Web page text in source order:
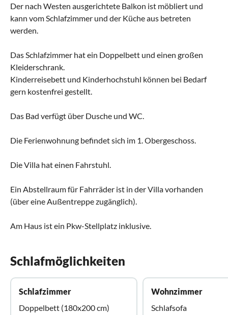
Der nach Westen ausgerichtete Balkon ist möbliert und
kann vom Schlafzimmer und der Küche aus betreten
werden.
Das Schlafzimmer hat ein Doppelbett und einen großen
Kleiderschrank.
Kinderreisebett und Kinderhochstuhl können bei Bedarf
gern kostenfrei gestellt.
Das Bad verfügt über Dusche und WC.
Die Ferienwohnung befindet sich im 1. Obergeschoss.
Die Villa hat einen Fahrstuhl.
Ein Abstellraum für Fahrräder ist in der Villa vorhanden
(über eine Außentreppe zugänglich).
Am Haus ist ein Pkw-Stellplatz inklusive.
Schlafmöglichkeiten
Schlafzimmer
Doppelbett (180x200 cm)
Wohnzimmer
Schlafsofa